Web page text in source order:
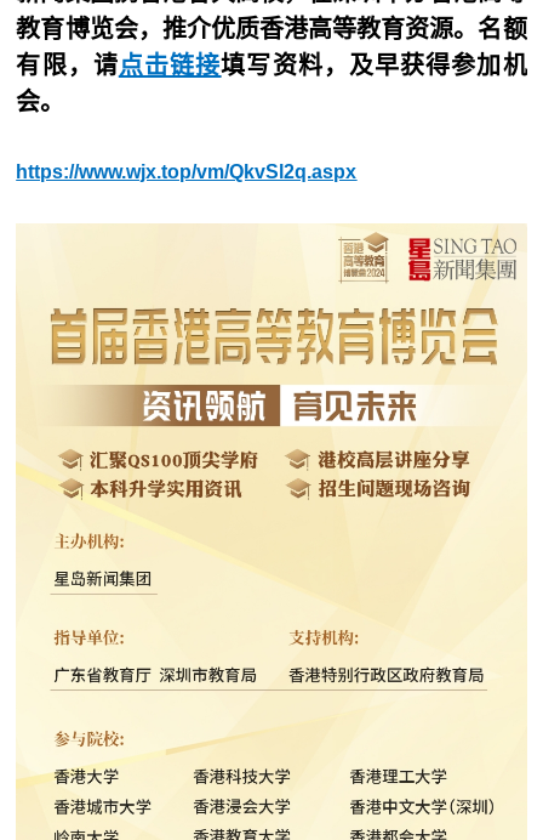
教育博览会，推介优质香港高等教育资源。名额
有限，请点击链接填写资料，及早获得参加机
会。
https://www.wjx.top/vm/QkvSl2q.aspx